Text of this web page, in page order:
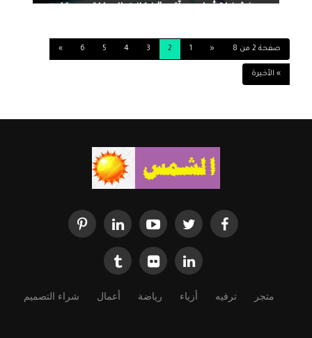
ينتصر دمي ..!! كما يقول الشعراء ....... .... دلال صفحة 2 من 8 «
1
2
3
4
5
6
»
» الأخيرة
متجر ترفيه أزياء رياضة أعمال شراء التصميم